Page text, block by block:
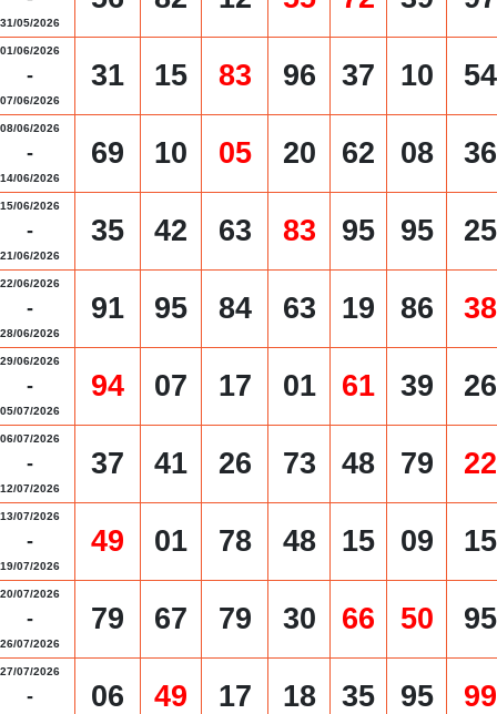
31/05/2026
01/06/2026
-
07/06/2026
31 15 83 96 37 10 54
08/06/2026
-
14/06/2026
69 10 05 20 62 08 36
15/06/2026
-
21/06/2026
35 42 63 83 95 95 25
22/06/2026
-
28/06/2026
91 95 84 63 19 86 38
29/06/2026
-
05/07/2026
94 07 17 01 61 39 26
06/07/2026
-
12/07/2026
37 41 26 73 48 79 22
13/07/2026
-
19/07/2026
49 01 78 48 15 09 15
20/07/2026
-
26/07/2026
79 67 79 30 66 50 95
27/07/2026
- 06 49 17 18 35 95 99